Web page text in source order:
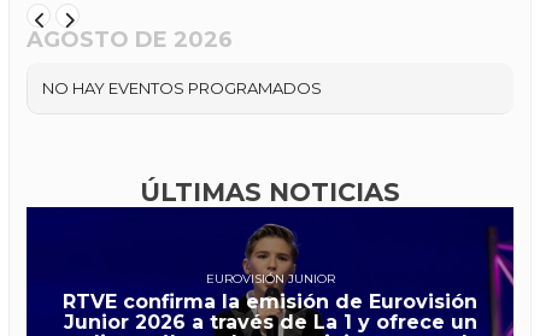
AGOSTO DE 2026
NO HAY EVENTOS PROGRAMADOS
ÚLTIMAS NOTICIAS
EUROVISIÓN JUNIOR
RTVE confirma la emisión de Eurovisión
Junior 2026 a través de La 1 y ofrece un